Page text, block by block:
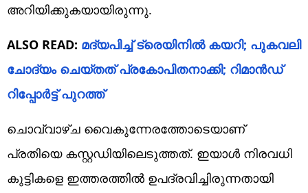
അറിയിക്കുകയായിരുന്നു.
ALSO READ: മദ്യപിച്ച് ട്രെയിനിൽ കയറി; പുകവലി
ചോദ്യം ചെയ്തത് പ്രകോപിതനാക്കി; റിമാൻഡ്
റിപ്പോർട്ട് പുറത്ത്
ചൊവ്വാഴ്ച വൈകുന്നേരത്തോടെയാണ്
പ്രതിയെ കസ്റ്റഡിയിലെടുത്തത്. ഇയാൾ നിരവധി
കുട്ടികളെ ഇത്തരത്തിൽ ഉപദ്രവിച്ചിരുന്നതായി